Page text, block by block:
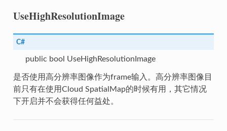
UseHighResolutionImage
C#
public bool UseHighResolutionImage
是否使用高分辨率图像作为frame输入。高分辨率图像目
前只有在使用Cloud SpatialMap的时候有用，其它情况
下开启并不会获得任何益处。